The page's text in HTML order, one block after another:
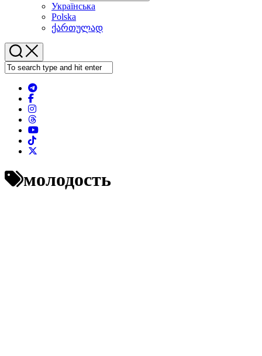
Українська
Polska
ქართულად
молодость